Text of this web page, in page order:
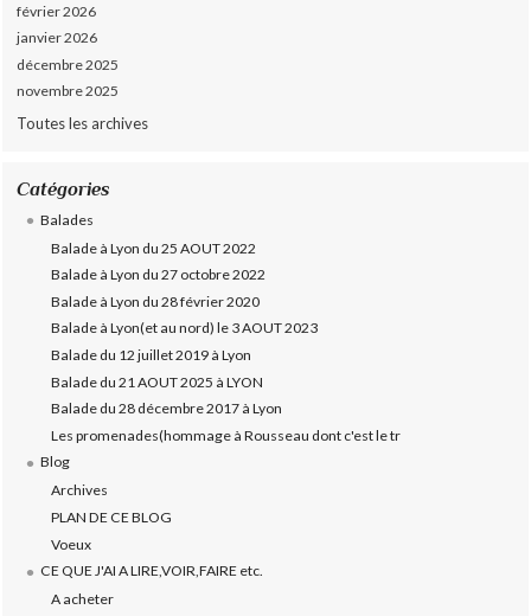
février 2026
janvier 2026
décembre 2025
novembre 2025
Toutes les archives
Catégories
Balades
Balade à Lyon du 25 AOUT 2022
Balade à Lyon du 27 octobre 2022
Balade à Lyon du 28 février 2020
Balade à Lyon(et au nord) le 3 AOUT 2023
Balade du 12 juillet 2019 à Lyon
Balade du 21 AOUT 2025 à LYON
Balade du 28 décembre 2017 à Lyon
Les promenades(hommage à Rousseau dont c'est le tr
Blog
Archives
PLAN DE CE BLOG
Voeux
CE QUE J'AI A LIRE,VOIR,FAIRE etc.
A acheter